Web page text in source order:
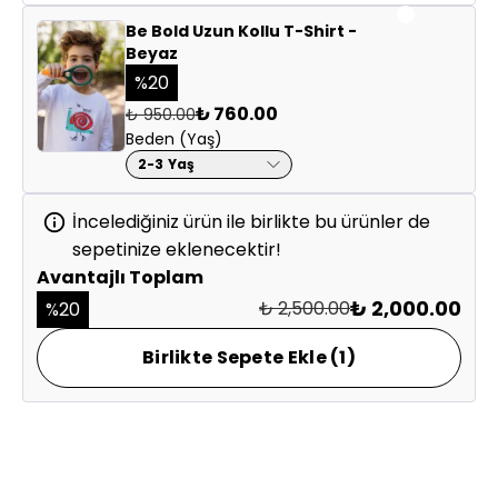
Kadın istihdamına öncelik veren aile atölyeleriyle iş
birliği
Çocuk işçiliğine karşı, eşitlikçi ve etik çalışma şartları
Be Bold Uzun Kollu T-Shirt -
Beyaz
%20
₺ 950.00₺ 760.00
Beden (Yaş)
2-3 Yaş
İncelediğiniz ürün ile birlikte bu ürünler de
sepetinize eklenecektir!
Avantajlı Toplam
%20 ₺ 2,500.00₺ 2,000.00
Birlikte Sepete Ekle (1)